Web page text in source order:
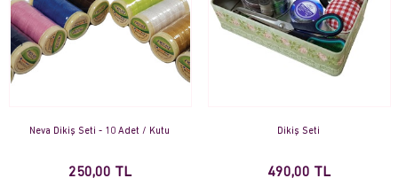
Neva Dikiş Seti - 10 Adet / Kutu
250,00 TL
Dikiş Seti
490,00 TL